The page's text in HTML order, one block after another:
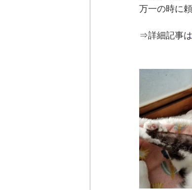
万一の時に
⇒詳細記事は